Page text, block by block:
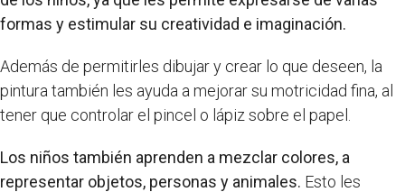
formas y estimular su creatividad e imaginación.
Además de permitirles dibujar y crear lo que deseen, la
pintura también les ayuda a mejorar su motricidad fina, al
tener que controlar el pincel o lápiz sobre el papel.
Los niños también aprenden a mezclar colores, a
representar objetos, personas y animales. Esto les